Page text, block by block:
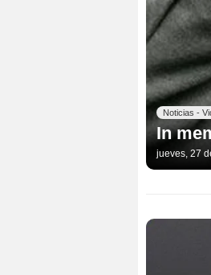
Noticias -
In
jueves, 27